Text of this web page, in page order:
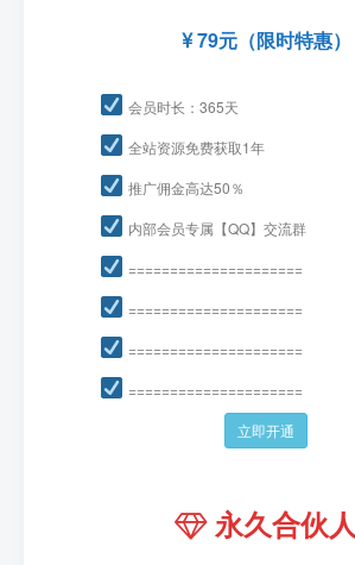
79元（限时特惠）
会员时长：365天
全站资源免费获取1年
推广佣金高达50％
内部会员专属【QQ】交流群
=====================
=====================
=====================
=====================
立即开通
永久合伙人